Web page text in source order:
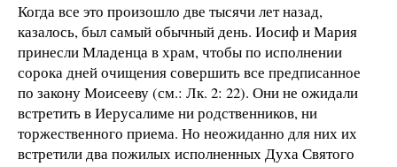
Когда все это произошло две тысячи лет назад,
казалось, был самый обычный день. Иосиф и Мария
принесли Младенца в храм, чтобы по исполнении
сорока дней очищения совершить все предписанное
по закону Моисееву (см.: Лк. 2: 22). Они не ожидали
встретить в Иерусалиме ни родственников, ни
торжественного приема. Но неожиданно для них их
встретили два пожилых исполненных Духа Святого